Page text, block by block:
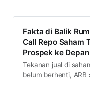
Fakta di Balik
Call Repo Saham
Prospek ke
Tekanan jual di
belum berhenti, ARB